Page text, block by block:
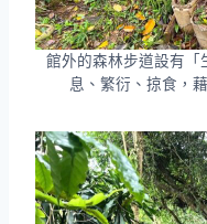
館外的森林步道設有「
息、繁衍、掠食，